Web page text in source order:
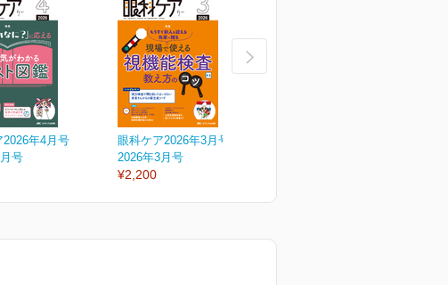
2026年4月号
号
眼科ケア2026年3月号
2026年3月号
¥2,200